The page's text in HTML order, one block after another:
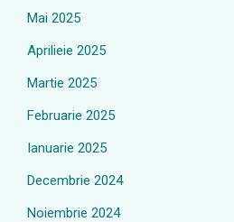
Mai 2025
Aprilieie 2025
Martie 2025
Februarie 2025
Ianuarie 2025
Decembrie 2024
Noiembrie 2024